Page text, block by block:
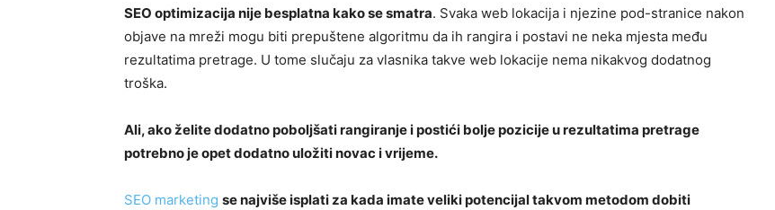
SEO optimizacija nije besplatna kako se smatra. Svaka web lokacija i njezine pod-stranice nakon
objave na mreži mogu biti prepuštene algoritmu da ih rangira i postavi ne neka mjesta među
rezultatima pretrage. U tome slučaju za vlasnika takve web lokacije nema nikakvog dodatnog
troška.
Ali, ako želite dodatno poboljšati rangiranje i postići bolje pozicije u rezultatima pretrage
potrebno je opet dodatno uložiti novac i vrijeme.
SEO marketing se najviše isplati za kada imate veliki potencijal takvom metodom dobiti